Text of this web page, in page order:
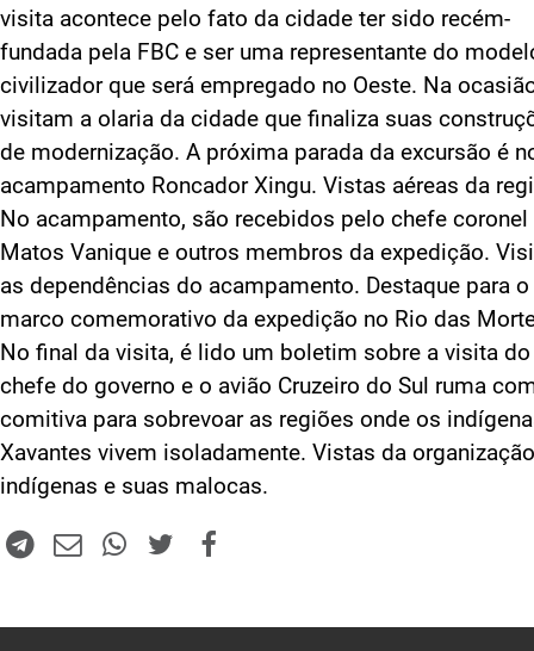
visita acontece pelo fato da cidade ter sido recém-
fundada pela FBC e ser uma representante do
civilizador que será empregado no Oeste. Na
visitam a olaria da cidade que finaliza suas
de modernização. A próxima parada da excursão é
acampamento Roncador Xingu. Vistas aéreas da
No acampamento, são recebidos pelo chefe coronel
Matos Vanique e outros membros da expedição.
as dependências do acampamento. Destaque para o
marco comemorativo da expedição no Rio das
No final da visita, é lido um boletim sobre a visita do
chefe do governo e o avião Cruzeiro do Sul ruma
comitiva para sobrevoar as regiões onde os
Xavantes vivem isoladamente. Vistas da
indígenas e suas malocas.